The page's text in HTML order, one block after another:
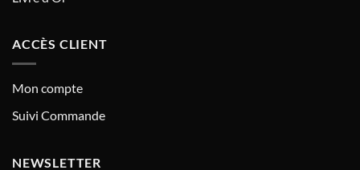
ACCÈS CLIENT
Mon compte
Suivi Commande
NEWSLETTER